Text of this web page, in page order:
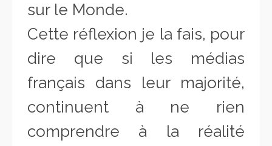
sur le Monde.
Cette réflexion je la fais, pour
dire que si les médias
français dans leur majorité,
continuent à ne rien
comprendre à la réalité